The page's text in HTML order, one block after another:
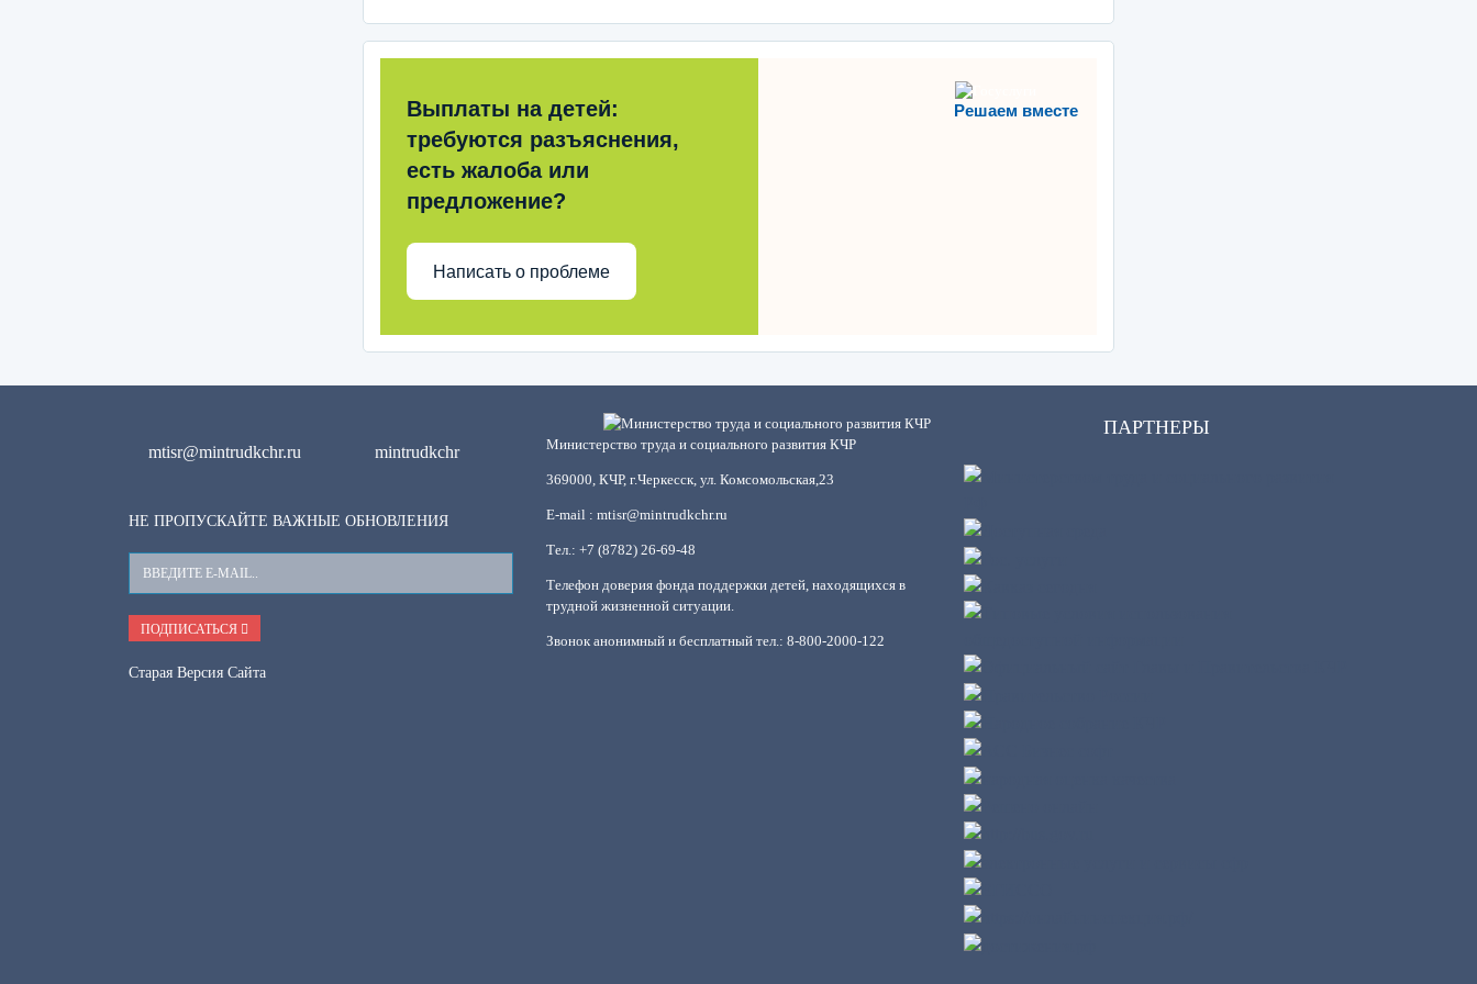
Решаем вместе
Выплаты на детей:
требуются разъяснения,
есть жалоба или
предложение?
Написать о проблеме
mtisr@mintrudkchr.ru mintrudkchr
НЕ ПРОПУСКАЙТЕ ВАЖНЫЕ ОБНОВЛЕНИЯ
Ваш
E-
Mail
ПОДПИСАТЬСЯ
Старая Версия Сайта
Министерство труда и социального развития КЧР
369000, КЧР, г.Черкесск, ул. Комсомольская,23
E-mail : mtisr@mintrudkchr.ru
Тел.: +7 (8782) 26-69-48
Телефон доверия фонда поддержки детей, находящихся в
трудной жизненной ситуации.
Звонок анонимный и бесплатный тел.: 8-800-2000-122
ПАРТНЕРЫ